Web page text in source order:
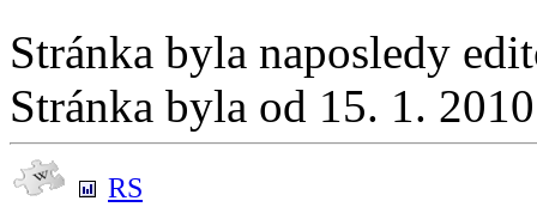
Stránka byla naposledy
Stránka byla od 15. 1.
RS